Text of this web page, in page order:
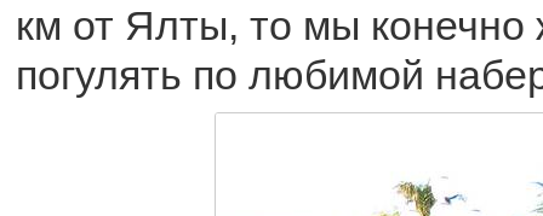
км от Ялты, то мы конечно
погулять по любимой